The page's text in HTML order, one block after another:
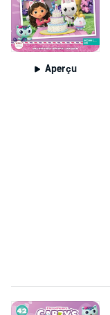
Aperçu